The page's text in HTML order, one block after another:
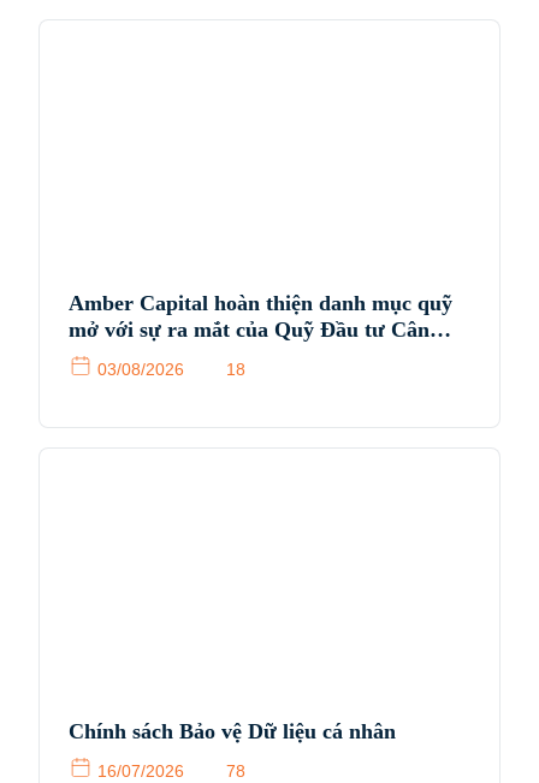
Amber Capital hoàn thiện danh mục quỹ
mở với sự ra mắt của Quỹ Đầu tư Cân
bằng Amber (ABIF)
03/08/2026 18
Chính sách Bảo vệ Dữ liệu cá nhân
16/07/2026 78